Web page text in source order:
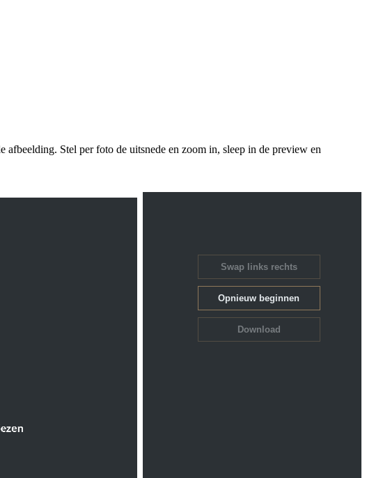
afbeelding. Stel per foto de uitsnede en zoom in, sleep in de preview en
Swap links rechts
Opnieuw beginnen
Download